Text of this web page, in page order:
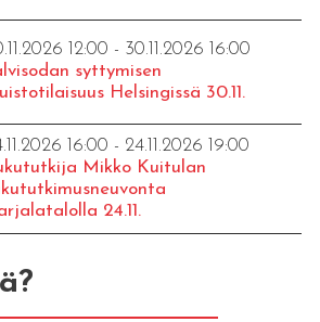
12:00 - 30.11.2026 16:00
syttymisen
Helsingissä 30.11.
16:00 - 24.11.2026 19:00
Mikko Kuitulan
24.11.